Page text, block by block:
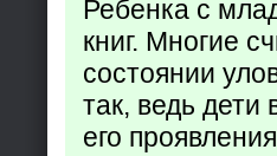
Ребенка с
книг. Многие
состоянии
так, ведь
его